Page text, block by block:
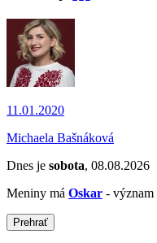
11.01.2020
Michaela Bašnáková
Dnes je sobota, 08.08.2026
Meniny má Oskar - význam
Prehrať